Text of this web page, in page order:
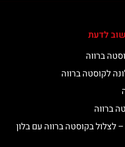
לדעת
ברווה
לקוסטה ברווה
ברווה
לצלול בקוסטה ברווה עם בלון